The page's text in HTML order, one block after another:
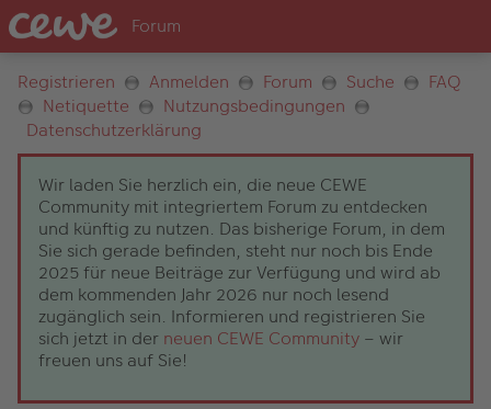
Registrieren Anmelden Forum Suche
FAQ
Netiquette
Nutzungsbedingungen
Datenschutzerklärung
Wir laden Sie herzlich ein, die neue CEWE
Community mit integriertem Forum zu entdecken
und künftig zu nutzen. Das bisherige Forum, in dem
Sie sich gerade befinden, steht nur noch bis Ende
2025 für neue Beiträge zur Verfügung und wird ab
dem kommenden Jahr 2026 nur noch lesend
zugänglich sein. Informieren und registrieren Sie
sich jetzt in der neuen CEWE Community – wir
freuen uns auf Sie!